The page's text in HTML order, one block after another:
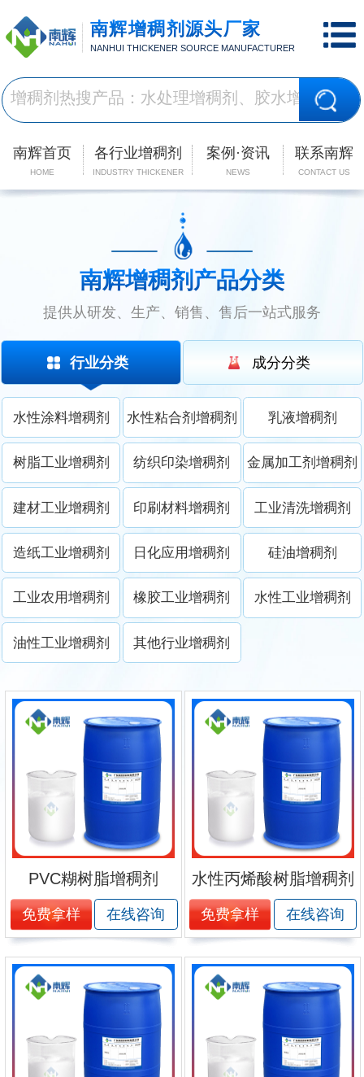
南辉增稠剂源头厂家
NANHUI THICKENER SOURCE MANUFACTURER
南辉首页
HOME
各行业增稠剂
INDUSTRY THICKENER
案例·资讯
NEWS
联系南辉
CONTACT US
南辉增稠剂产品分类
提供从研发、生产、销售、售后一站式服务
行业分类
水性涂料增稠剂 水性粘合剂增稠剂 乳液增稠剂
树脂工业增稠剂 纺织印染增稠剂 金属加工剂增稠剂
建材工业增稠剂 印刷材料增稠剂 工业清洗增稠剂
造纸工业增稠剂 日化应用增稠剂 硅油增稠剂
工业农用增稠剂 橡胶工业增稠剂 水性工业增稠剂
油性工业增稠剂 其他行业增稠剂
成分分类
PVC糊树脂增稠剂
免费拿样 在线咨询
水性丙烯酸树脂增稠剂
免费拿样 在线咨询